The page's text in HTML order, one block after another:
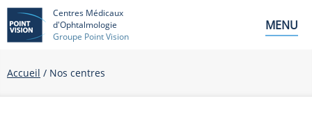
Centres Médicaux
d'Ophtalmologie
Groupe Point Vision
MENU
Accueil / Nos centres